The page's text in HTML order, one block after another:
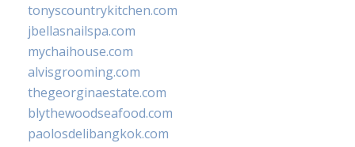
tonyscountrykitchen.com
jbellasnailspa.com
mychaihouse.com
alvisgrooming.com
thegeorginaestate.com
blythewoodseafood.com
paolosdelibangkok.com